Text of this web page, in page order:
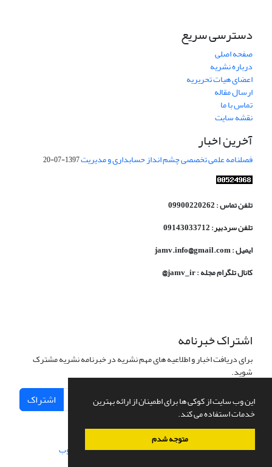
این وب سایت از کوکی ها برای اطمینان از ارائه بهترین
خدمات استفاده می کند.
متوجه شدم
دسترسی سریع
صفحه اصلی
درباره نشریه
اعضای هیات تحریریه
ارسال مقاله
تماس با ما
نقشه سایت
آخرین اخبار
فصلنامه علمی تخصصی چشم انداز حسابداری و مدیریت1397-07-20
تلفن تماس : 09900220262
تلفن سردبیر: 09143033712
ایمیل : jamv.info@gmail.com
کانال تلگرام مجله : jamv_ir@
اشتراک خبرنامه
برای دریافت اخبار و اطلاعیه های مهم نشریه در خبرنامه نشریه مشترک
شوید.
اشتراک
سامانه مدیریت نشریات علمی.طراحی و پیاده سازی از سیناوب